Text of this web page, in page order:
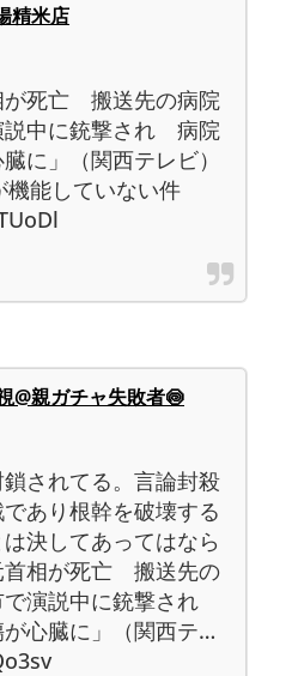
精米店
が死亡 搬送先の病院
中に銃撃され 病院
に」（関西テレビ）
機能していない件
@親ガチャ失敗者🍥
されてる。言論封殺
あり根幹を破壊する
決してあってはなら
首相が死亡 搬送先の
演説中に銃撃され
心臓に」（関西テ…